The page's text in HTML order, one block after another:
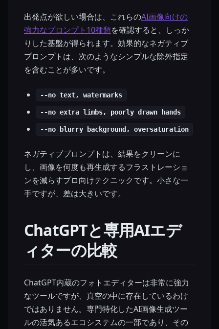
出発点が欲しい場合は、これらのAI画像向けの
強力なプロンプト10種類を確認すると、しっか
りした基盤が得られます。効果的なネガティブ
プロンプトは、次のようなシンプルな除外指定
を含むことが多いです。
--no text, watermarks
--no extra limbs, poorly drawn hands
--no blurry background, oversaturation
ネガティブプロンプトは、結果をクリーンに
し、画像を何度も再生成するフラストレーショ
ンを減らすプロ向けテクニックです。小さな一
手ですが、差は大きいです。
ChatGPTと専用AIエデ
ィターの比較
ChatGPT内蔵のフォトエディターは非常に強力
なツールですが、真空の中に存在しているわけ
ではありません。専門特化したAI画像生成ツー
ルの活気あるエコシステムの一部であり、その